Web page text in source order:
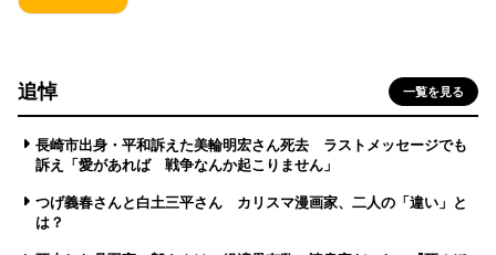
追悼 一覧を見る
長崎市出身・平和訴えた美輪明宏さん死去 ラストメッセージでも
訴え「愛があれば 戦争なんか起こりません」
つげ義春さんと白土三平さん カリスマ漫画家、二人の「違い」と
は？